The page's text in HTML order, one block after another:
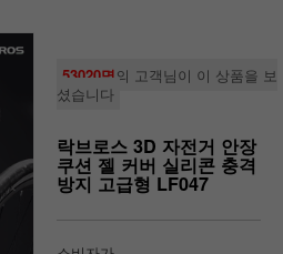
53020명의 고객님이 이 상품을 보
셨습니다
락브로스 3D 자전거 안장
쿠션 젤 커버 실리콘 충격
방지 고급형 LF047